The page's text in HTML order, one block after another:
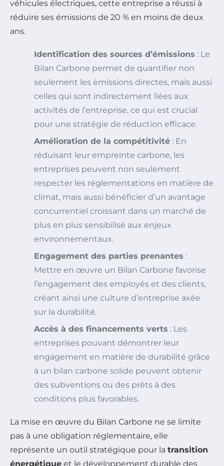
véhicules électriques, cette entreprise a réussi à
réduire ses émissions de 20 % en moins de deux
ans.
Identification des sources d’émissions : Le
Bilan Carbone permet de quantifier non
seulement les émissions directes, mais aussi
celles qui sont indirectement liées aux
activités de l’entreprise, ce qui est crucial
pour une stratégie de réduction efficace.
Amélioration de la compétitivité : En
réduisant leur empreinte carbone, les
entreprises peuvent non seulement
respecter les réglementations en matière de
climat, mais aussi bénéficier d’un avantage
concurrentiel croissant dans un marché de
plus en plus sensibilisé aux enjeux
environnementaux.
Engagement des parties prenantes :
Mettre en œuvre un Bilan Carbone favorise
l’engagement des employés et des clients,
créant ainsi une culture d’entreprise axée
sur la durabilité.
Accès à des financements verts : Les
entreprises pouvant démontrer leur
engagement en matière de durabilité grâce
à un bilan carbone solide peuvent obtenir
des subventions ou des prêts à des
conditions plus favorables.
La mise en œuvre du Bilan Carbone ne se limite
pas à une obligation réglementaire, elle
représente un outil stratégique pour la transition
énergétique et le développement durable des